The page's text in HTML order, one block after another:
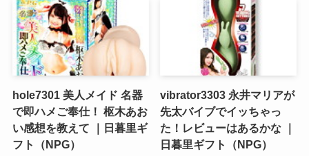
hole7301 美人メイド 名器
で即ハメご奉仕！ 枢木あお
い感想を教えて ｜日暮里ギ
フト（NPG）
vibrator3303 永井マリアが
先太バイブでイッちゃっ
た！レビューはあるかな ｜
日暮里ギフト（NPG）